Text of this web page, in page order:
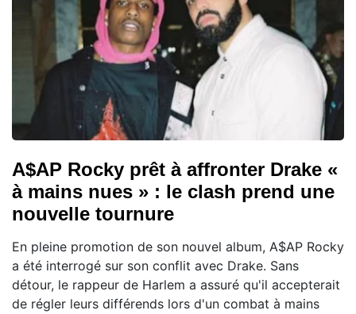
A$AP Rocky prêt à affronter Drake «
à mains nues » : le clash prend une
nouvelle tournure
En pleine promotion de son nouvel album, A$AP Rocky
a été interrogé sur son conflit avec Drake. Sans
détour, le rappeur de Harlem a assuré qu'il accepterait
de régler leurs différends lors d'un combat à mains